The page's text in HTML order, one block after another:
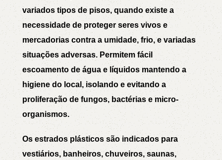
variados tipos de pisos, quando existe a
necessidade de proteger seres vivos e
mercadorias contra a umidade, frio, e variadas
situações adversas. Permitem fácil
escoamento de água e líquidos mantendo a
higiene do local, isolando e evitando a
proliferação de fungos, bactérias e micro-
organismos.
Osestrados plásticossão indicados para
vestiários, banheiros, chuveiros, saunas,